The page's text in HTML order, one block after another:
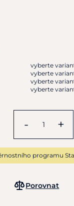
vyberte
vyberte
vyberte
vyberte
- +
programu
Porovnat